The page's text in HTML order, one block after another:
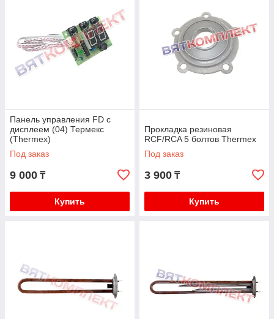
Панель управления FD с
дисплеем (04) Термекс
(Thermex)
Под заказ
9 000 ₸
Купить
Прокладка резиновая
RCF/RCA 5 болтов Thermex
Под заказ
3 900 ₸
Купить